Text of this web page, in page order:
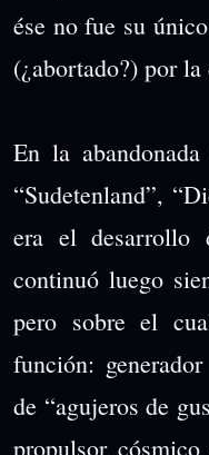
ése no fue su
(¿abortado?) por
En la
“Sudetenland”,
era el desarrollo
continuó luego
pero sobre el
función:
de “agujeros de
propulsor